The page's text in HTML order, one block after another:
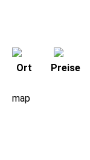
Ort Preise
map